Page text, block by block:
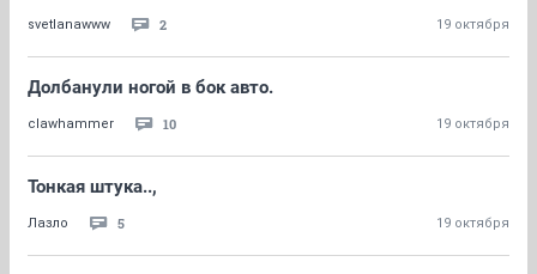
svetlanawww 2 19 октября
Долбанули ногой в бок авто.
clawhammer 10 19 октября
Тонкая штука..,
Лазло 5 19 октября